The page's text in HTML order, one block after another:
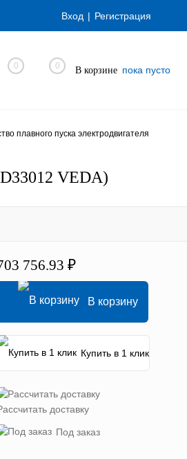
Вход Регистрация
0 0 В корзине пока пусто
плавного пуска электродвигателя
VEDA)
756.93 ₽
В корзину
Купить в 1 клик
доставку
Под заказ